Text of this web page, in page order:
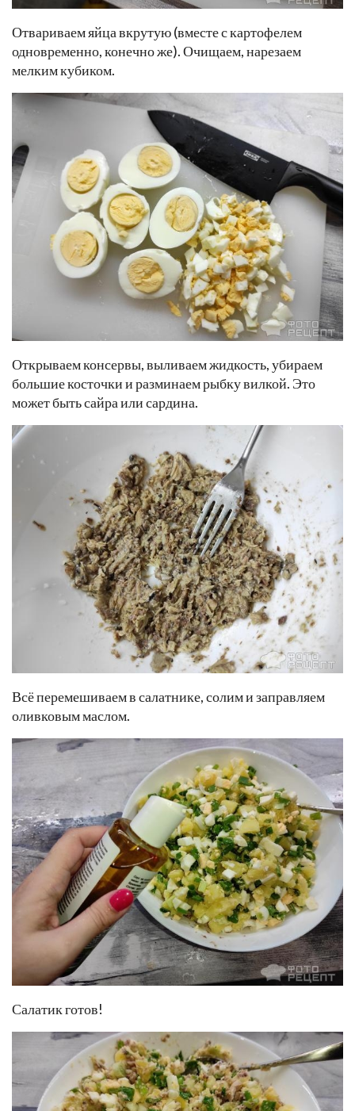
Отвариваем яйца вкрутую (вместе с картофелем
одновременно, конечно же). Очищаем, нарезаем
мелким кубиком.
Открываем консервы, выливаем жидкость, убираем
большие косточки и разминаем рыбку вилкой. Это
может быть сайра или сардина.
Всё перемешиваем в салатнике, солим и заправляем
оливковым маслом.
Салатик готов!